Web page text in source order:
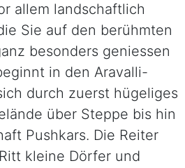
allem landschaftlich
Sie auf den berühmten
besonders geniessen
in den Aravalli-
durch zuerst hügeliges
über Steppe bis hin
Pushkars. Die Reiter
kleine Dörfer und